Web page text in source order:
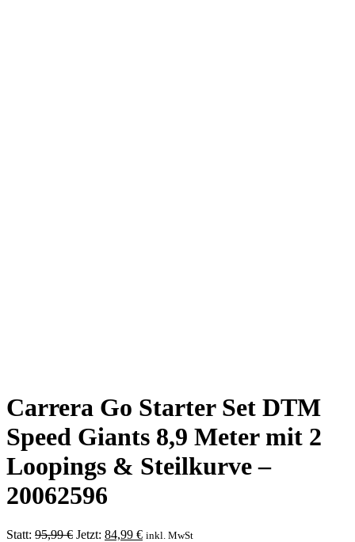
Carrera Go Starter Set DTM
Speed Giants 8,9 Meter mit 2
Loopings & Steilkurve –
20062596
Statt: 95,99€ Ursprünglicher
Jetzt: 84,99 €Aktueller
inkl. MwSt